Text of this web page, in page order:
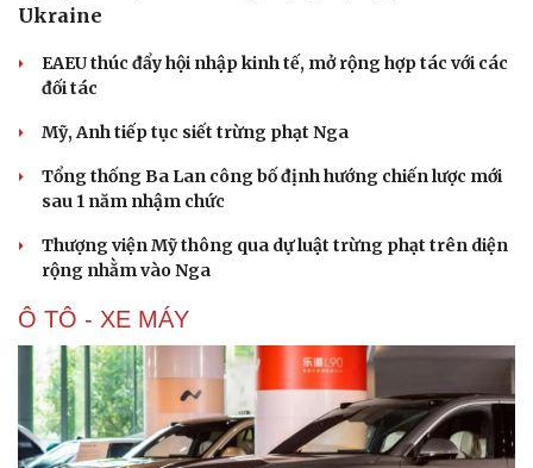
Cải chính
Ukraine
EAEU thúc đẩy hội nhập kinh tế, mở rộng hợp tác với các
đối tác
Mỹ, Anh tiếp tục siết trừng phạt Nga
Tổng thống Ba Lan công bố định hướng chiến lược mới
sau 1 năm nhậm chức
Thượng viện Mỹ thông qua dự luật trừng phạt trên diện
rộng nhằm vào Nga
Ô TÔ - XE MÁY